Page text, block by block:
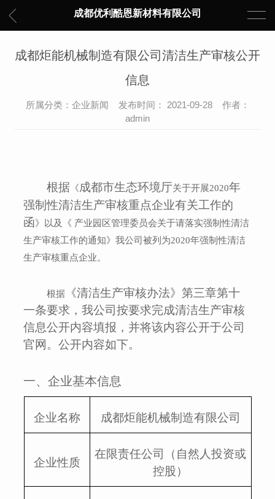
成都优利酷恩新材料有限公司
成都炬能机械制造有限公司清洁生产审核公开
信息
所属分类：企业新闻 发布时间： 2021-09-28 作者：
admin
根据《成都市生态环境厅关于开展2020年
强制性清洁生产审核重点企业有关工作的
函》
以及《 产业园区管理委员会关于请落实强制性清洁
生产审核工作的通知》我公司被列为2020年强制性清洁
生产审核重点企业。
根据《清洁生产审核办法》第三章第十
一条要求，我公司按要求完成清洁生产审核
信息公开内容填报，并将该内容公开于公司
官网。公开内容如下。
一、企业基本信息
企业名称 成都炬能机械制造有限公司
企业性质
在限责任公司（自然人投资或
控股）